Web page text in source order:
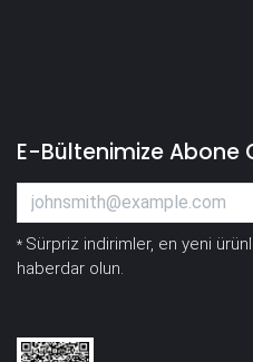
E-Bültenimize Abone
* Sürpriz indirimler, en yeni
haberdar olun.